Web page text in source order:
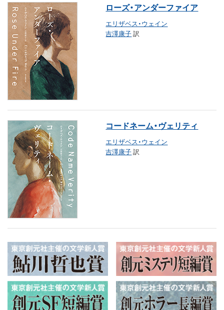
ローズ・アンダーファイア
エリザベス・ウェイン
吉澤康子訳
コードネーム・ヴェリティ
エリザベス・ウェイン
吉澤康子訳